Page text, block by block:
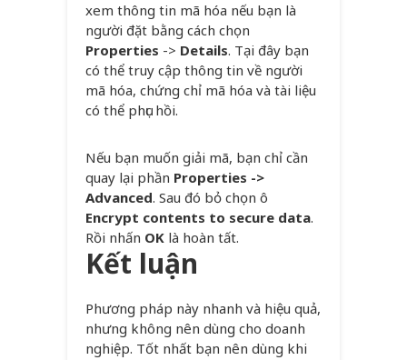
xem thông tin mã hóa nếu bạn là
người đặt bằng cách chọn
Properties -> Details. Tại đây bạn
có thể truy cập thông tin về người
mã hóa, chứng chỉ mã hóa và tài liệu
có thể phục hồi.
Nếu bạn muốn giải mã, bạn chỉ cần
quay lại phần Properties ->
Advanced. Sau đó bỏ chọn ô
Encrypt contents to secure data.
Rồi nhấn OK là hoàn tất.
Kết luận
Phương pháp này nhanh và hiệu quả,
nhưng không nên dùng cho doanh
nghiệp. Tốt nhất bạn nên dùng khi